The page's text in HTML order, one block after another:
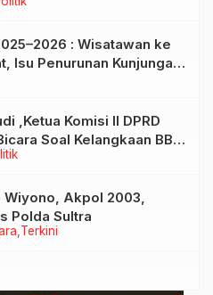
: Wisatawan ke
Isu Penurunan Kunjungan
,Ketua Komisi II DPRD
Soal Kelangkaan BBM
Solar
Terkini
Wiyono, Akpol 2003,
Polda Sultra